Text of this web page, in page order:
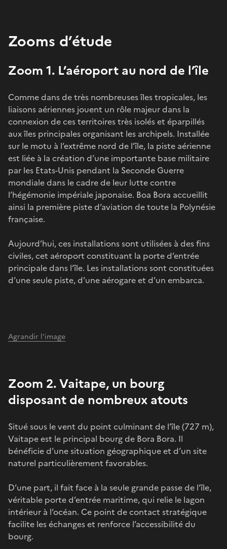
Zooms d’étude
Zoom 1. L’aéroport au nord de l’île
Comme dans de très nombreuses îles tropicales, les
liaisons aériennes jouent un rôle majeur dans la
connexion de ces territoires très isolés et éparpillés
aux îles principales organisant les archipels. Installée
sur le motu à l’extrême nord de l’île, la piste aérienne
est liée à la création d’une importante base militaire
par les Etats-Unis pendant la Seconde Guerre
mondiale dans le cadre de leur lutte contre
l’hégémonie impériale japonaise. Boa Bora accueillit
ainsi la première piste d’aviation de toute la Polynésie
française.
Aujourd’hui, ces installations sont utilisées à des fins
civiles, cet aéroport constituant la porte d’entrée
principale dans l’île. Les installations sont constituées
d’une seule piste, d’une aérogare et d’un embarca.
Agrandir l'image
Zoom 2. Vaitape, un bourg
disposant de nombreux atouts
Situé sous le vent du point culminant de l’île (727 m),
Vaitape est le principal bourg de Bora Bora. Il
bénéficie d’une situation géographique et d’un site
naturel particulièrement favorables.
D’une part, il fait face à la seule grande passe de l’île,
véritable porte d’entrée maritime, qui relie le lagon
intérieur à l’océan. Ce point de contact stratégique
facilite les échanges et renforce l’accessibilité du
bourg.